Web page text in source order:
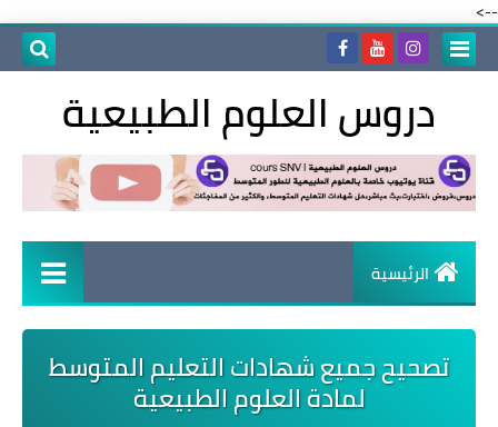
-->
دروس العلوم الطبيعية
الرئيسية
تصحيح جميع شهادات التعليم المتوسط
لمادة العلوم الطبيعية